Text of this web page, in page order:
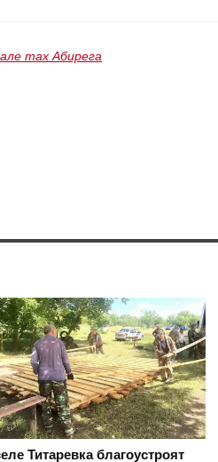
max Абирега
Титаревка благоустроят